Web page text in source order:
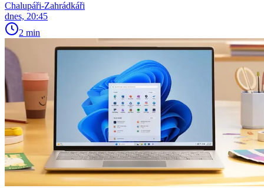
Chalupáři-Zahrádkáři
dnes, 20:45
2 min